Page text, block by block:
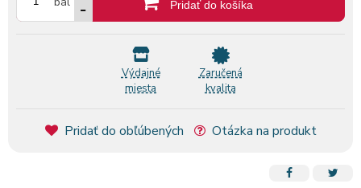
Pridať do košíka
Výdajné
miesta
Zaručená
kvalita
Pridať do obľúbených Otázka na produkt